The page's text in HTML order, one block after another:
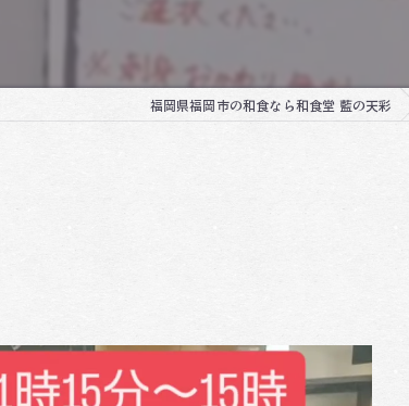
福岡県福岡市の和食なら和食堂 藍の天彩